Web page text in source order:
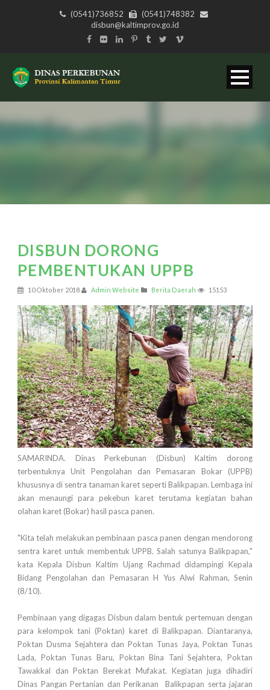
(0541)736852
(0541)748382
disbun@kaltimprov.go.id
DISBUN DORONG
PEMBENTUKAN UPPB
10 Oktober 2018 Admin Website Berita Daerah 15153
SAMARINDA. Dinas Perkebunan (Disbun) Kaltim dorong
terbentuknya Unit Pengolahan dan Pemasaran Bokar (UPPB)
khususnya di sentra tanaman karet seperti Balikpapan. Lembaga ini
akan menaungi para pekebun karet terutama kegiatan bahan
olahan karet (Bokar) hasil pasca panen.
"Kita telah melakukan pembinaan pasca panen dengan mendorong
sentra karet untuk membentuk UPPB. Salah satunya Balikpapan,"
kata Kepala Disbun Kaltim Ujang Rachmad didampingi Kepala
Bidang Pengolahan dan Pemasaran H Yus Alwi Rahman, Senin
(8/10).
Pembinaan yang digagas Disbun dalam bentuk pertemuan dengan
para kelompok tani (Poktan) karet di Balikpapan. Diantaranya,
Poktan Dusma Sejahtera dan Poktan Tunas Jaya, Poktan Tunas
Lada, Poktan Tunas Baru, Poktan Bina Tani Sejahtera, Poktan
Tawakkal dan Poktan Berekat Mufakat. Kegiatan juga dihadiri
Dinas Pangan Pertanian dan Perikanan Balikpapan serta jajaran